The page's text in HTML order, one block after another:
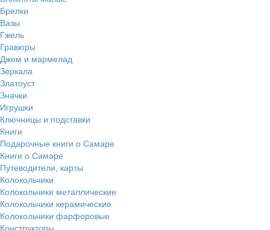
Брелки
Вазы
Гжель
Гравюры
Джем и мармелад
Зеркала
Златоуст
Значки
Игрушки
Ключницы и подставки
Книги
Подарочные книги о Самаре
Книги о Самаре
Путеводители, карты
Колокольчики
Колокольчики металлические
Колокольчики керамические
Колокольчики фарфоровые
Конструкторы